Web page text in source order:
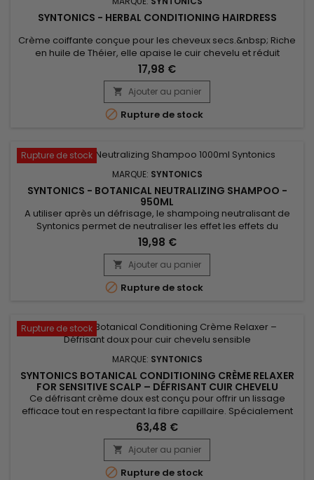
SYNTONICS - HERBAL CONDITIONING HAIRDRESS
Crème coiffante conçue pour les cheveux secs.&nbsp; Riche
en huile de Théier, elle apaise le cuir chevelu et réduit
démangeaisons et irritations.&nbsp; Formulée avec du Karité
pour hydrater, avec des antioxydants et de l'huile de Carotte
pour rafraîchir le cuir chevelu, Syntonics Herbal Conditioning
Hairdress lisse, et nourrit les cheveux sans alourdir...
17,98 €
 Ajouter au panier
 Rupture de stock
Rupture de stock
MARQUE: SYNTONICS
SYNTONICS - BOTANICAL NEUTRALIZING SHAMPOO -
950ML
A utiliser après un défrisage, le shampoing neutralisant de
Syntonics permet de neutraliser les effet les effets du
défrisage.&nbsp; Formulé avec des extraits végétaux,
Botanical Neutralizing Shampoo de Syntonics nettoie en
profondeur, ajuste le pH des cheveux, hydrate en profondeur
et revitalise vos cheveux.&nbsp; Cette formule exclusive
contient des...
19,98 €
 Ajouter au panier
 Rupture de stock
Rupture de stock
MARQUE: SYNTONICS
SYNTONICS BOTANICAL CONDITIONING CRÈME RELAXER
FOR SENSITIVE SCALP – DÉFRISANT CUIR CHEVELU
SENSIBLE - PACK 6
Ce défrisant crème doux est conçu pour offrir un lissage
efficace tout en respectant la fibre capillaire. Spécialement
formulé pour le cuir chevelu sensible, ce défrisant cheveux
permet un défrisage maîtrisé sans dessécher ni fragiliser.
Les cheveux deviennent lisses, souples et faciles à coiffer,
avec un rendu naturel et durable. Sa formule aide à...
63,48 €
 Ajouter au panier
 Rupture de stock